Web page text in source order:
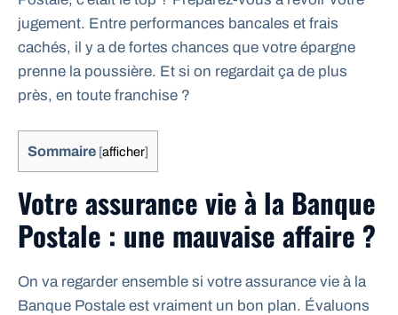
jugement. Entre performances bancales et frais
cachés, il y a de fortes chances que votre épargne
prenne la poussière. Et si on regardait ça de plus
près, en toute franchise ?
Sommaire [afficher]
Votre assurance vie à la Banque
Postale : une mauvaise affaire ?
On va regarder ensemble si votre assurance vie à la
Banque Postale est vraiment un bon plan. Évaluons